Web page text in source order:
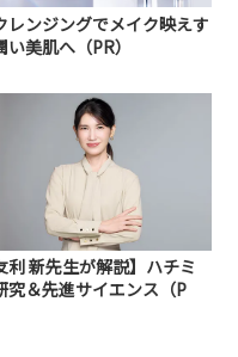
レンジングでメイク映えす
い美肌へ（PR）
利 新先生が解説】ハチミ
究＆先進サイエンス（P